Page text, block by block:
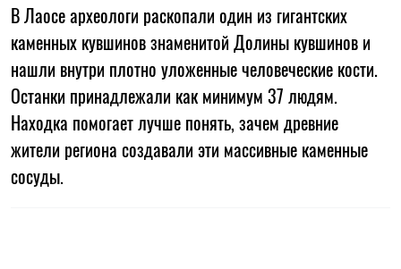
В Лаосе археологи раскопали один из гигантских
каменных кувшинов знаменитой Долины кувшинов и
нашли внутри плотно уложенные человеческие кости.
Останки принадлежали как минимум 37 людям.
Находка помогает лучше понять, зачем древние
жители региона создавали эти массивные каменные
сосуды.